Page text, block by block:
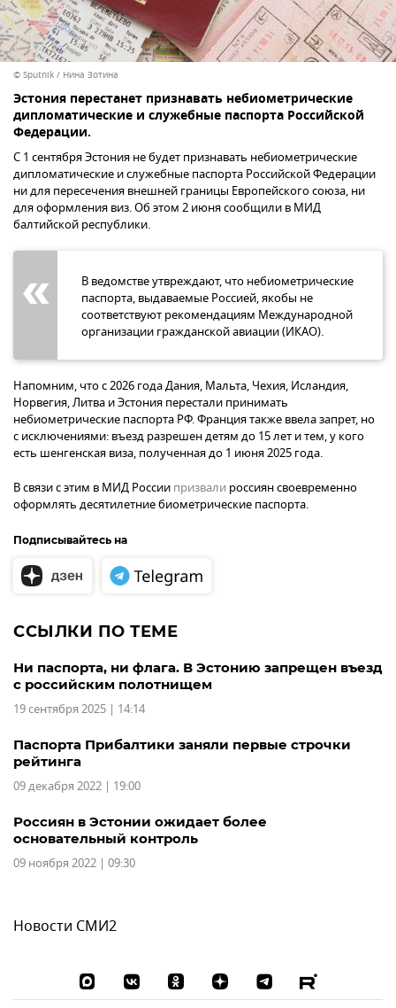
© Sputnik / Нина Зотина
Эстония перестанет признавать небиометрические
дипломатические и служебные паспорта Российской
Федерации.
С 1 сентября Эстония не будет признавать небиометрические
дипломатические и служебные паспорта Российской Федерации
ни для пересечения внешней границы Европейского союза, ни
для оформления виз. Об этом 2 июня сообщили в МИД
балтийской республики.
В ведомстве утвреждают, что небиометрические
паспорта, выдаваемые Россией, якобы не
соответствуют рекомендациям Международной
организации гражданской авиации (ИКАО).
Напомним, что с 2026 года Дания, Мальта, Чехия, Исландия,
Норвегия, Литва и Эстония перестали принимать
небиометрические паспорта РФ. Франция также ввела запрет, но
с исключениями: въезд разрешен детям до 15 лет и тем, у кого
есть шенгенская виза, полученная до 1 июня 2025 года.
В связи с этим в МИД России призвали россиян своевременно
оформлять десятилетние биометрические паспорта.
Подписывайтесь на
ССЫЛКИ ПО ТЕМЕ
Ни паспорта, ни флага. В Эстонию запрещен въезд
с российским полотнищем
19 сентября 2025 | 14:14
Паспорта Прибалтики заняли первые строчки
рейтинга
09 декабря 2022 | 19:00
Россиян в Эстонии ожидает более
основательный контроль
09 ноября 2022 | 09:30
Новости СМИ2